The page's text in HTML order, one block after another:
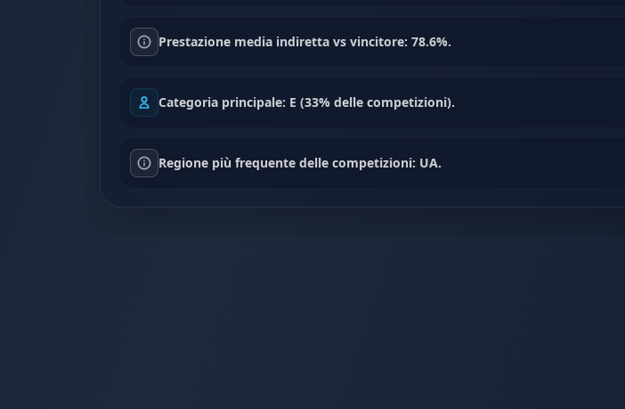
Prestazione media indiretta vs vincitore: 78.6%.
Categoria principale: E (33% delle competizioni).
Regione più frequente delle competizioni: UA.